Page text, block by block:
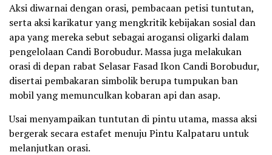
Aksi diwarnai dengan orasi, pembacaan petisi tuntutan,
serta aksi karikatur yang mengkritik kebijakan sosial dan
apa yang mereka sebut sebagai arogansi oligarki dalam
pengelolaan Candi Borobudur. Massa juga melakukan
orasi di depan rabat Selasar Fasad Ikon Candi Borobudur,
disertai pembakaran simbolik berupa tumpukan ban
mobil yang memunculkan kobaran api dan asap.
Usai menyampaikan tuntutan di pintu utama, massa aksi
bergerak secara estafet menuju Pintu Kalpataru untuk
melanjutkan orasi.